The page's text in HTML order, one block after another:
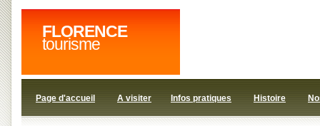
FLORENCE
tourisme
Page d'accueil A visiter Infos pratiques Histoire